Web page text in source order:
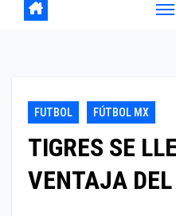
FUTBOL FÚTBOL MX
TIGRES SE
VENTAJA